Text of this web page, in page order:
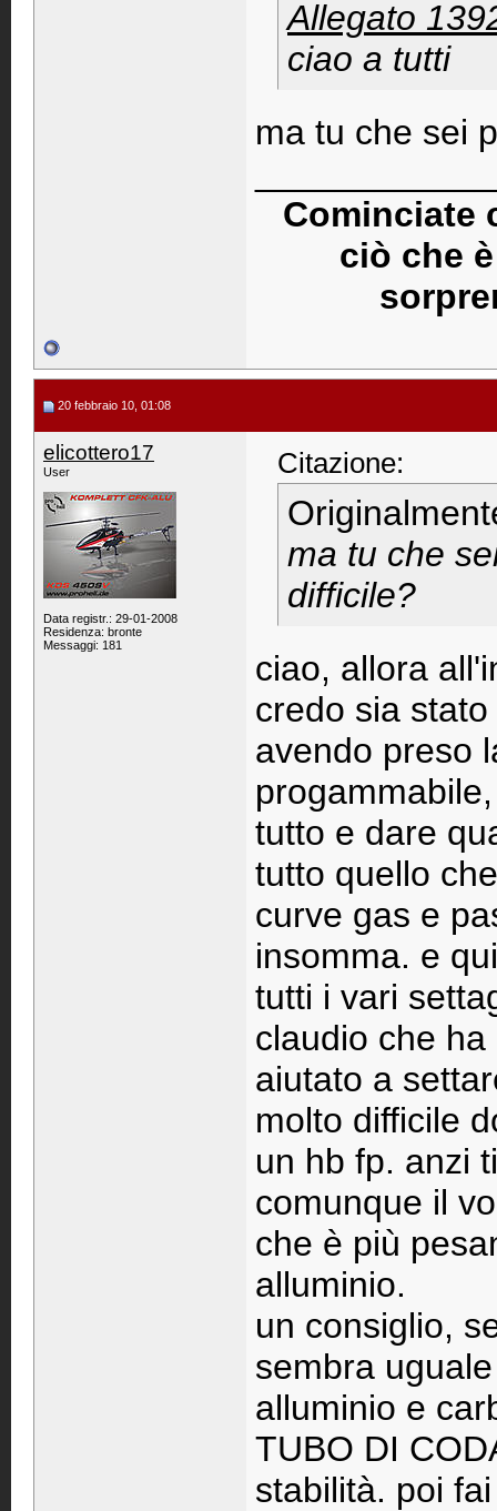
Allegato
ciao a tutti
ma tu che sei
Cominciate
ciò che
20 febbraio 10, 01:08
elicottero17
User
Data registr.: 29-01-2008
Residenza: bronte
Messaggi: 181
Citazione:
ma tu che
difficile?
ciao, allora
credo sia
avendo preso
tutto e dare
tutto quello
curve gas e
insomma. e
tutti i vari
claudio che
aiutato a
molto difficile
un hb fp. anzi
comunque il
che è più
alluminio.
un consiglio,
sembra
alluminio e
TUBO DI
stabilità. poi